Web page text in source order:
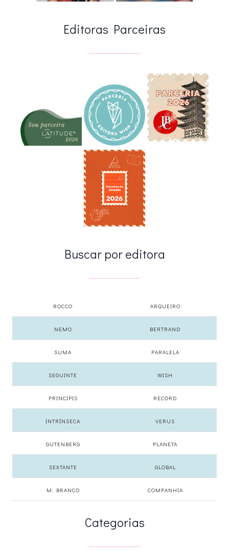
Editoras Parceiras
Buscar por editora
ROCCO ARQUEIRO
NEMO BERTRAND
SUMA PARALELA
SEGUINTE WISH
PRINCIPIS RECORD
INTRÍNSECA VERUS
GUTENBERG PLANETA
SEXTANTE GLOBAL
M. BRANCO COMPANHIA
Categorias